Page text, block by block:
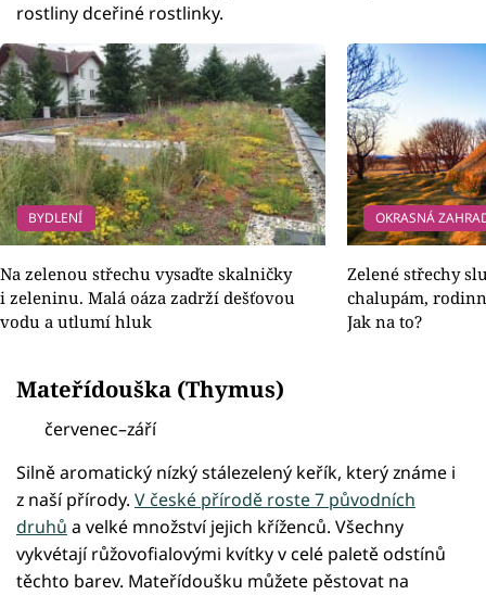
rostliny dceřiné rostlinky.
BYDLENÍ
Na zelenou střechu vysaďte skalničky
i zeleninu. Malá oáza zadrží dešťovou
vodu a utlumí hluk
OKRASNÁ
Zelené střechy
chalupám,
Jak na to?
Mateřídouška (Thymus)
červenec–září
Silně aromatický nízký stálezelený keřík, který známe i
z naší přírody. V české přírodě roste 7 původních
druhů a velké množství jejich kříženců. Všechny
vykvétají růžovofialovými kvítky v celé paletě odstínů
těchto barev. Mateřídoušku můžete pěstovat na